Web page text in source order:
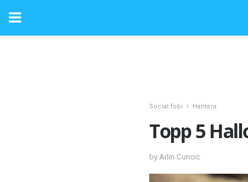
Social fobi Hantera
Topp 5
by Arlin Cuncic